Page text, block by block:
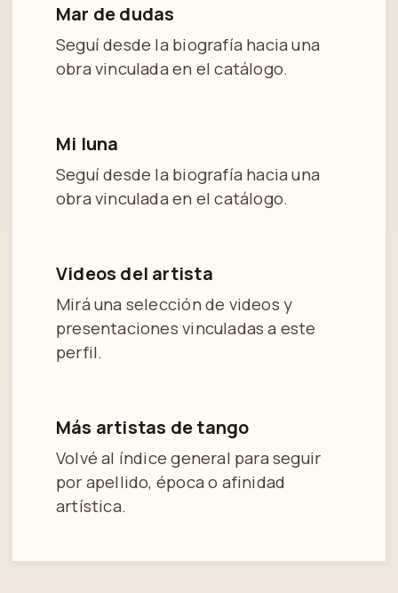
Mar de dudas
Seguí desde la biografía hacia una
obra vinculada en el catálogo.
Mi luna
Seguí desde la biografía hacia una
obra vinculada en el catálogo.
Videos del artista
Mirá una selección de videos y
presentaciones vinculadas a este
perfil.
Más artistas de tango
Volvé al índice general para seguir
por apellido, época o afinidad
artística.